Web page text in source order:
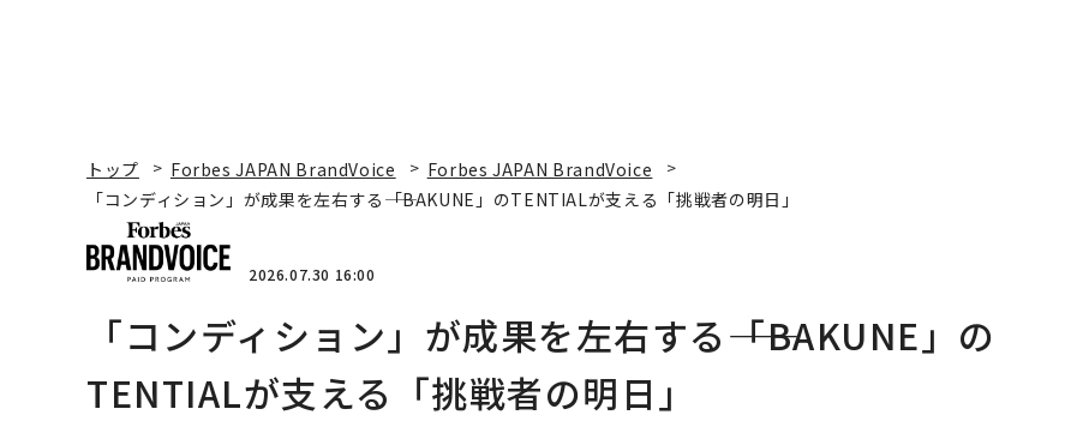
トップ Forbes JAPAN BrandVoice
Forbes JAPAN BrandVoice
「コンディション」が成果を左右する――「BAKUNE」のTENTIALが支える「挑戦者の明日」
2026.07.30 16:00
「コンディション」が成果を左右する――「BAKUNE」の
TENTIALが支える「挑戦者の明日」